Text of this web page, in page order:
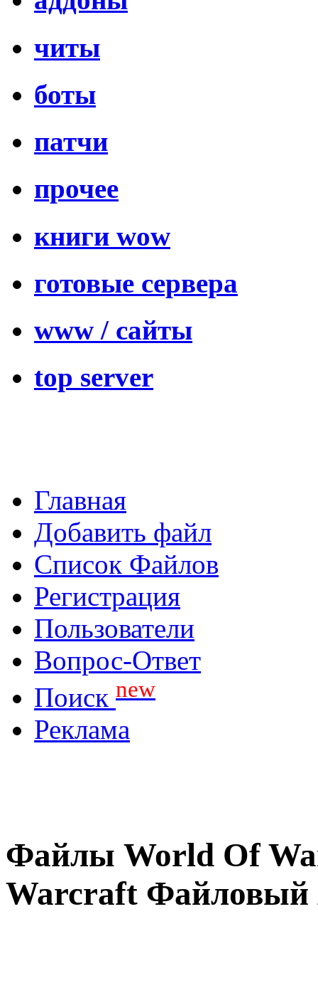
читы
боты
патчи
прочее
книги wow
готовые сервера
www / сайты
top server
Главная
Добавить файл
Список Файлов
Регистрация
Пользователи
Вопрос-Ответ
Поиск new
Реклама
Файлы World Of
Warcraft Файловый